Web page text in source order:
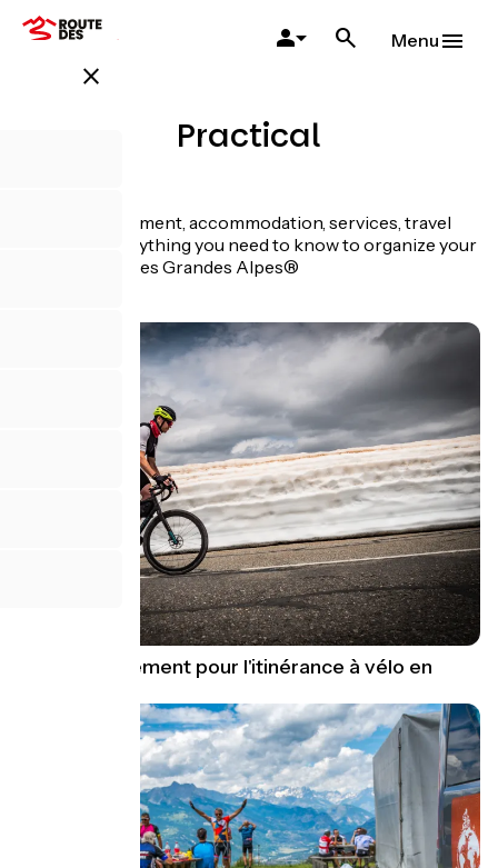
close
Menu
Practical
Itinerary, equipment, accommodation, services, travel
agencies... Everything you need to know to organize your
trip on Route des Grandes Alpes®
Guide équipement pour l'itinérance à vélo en